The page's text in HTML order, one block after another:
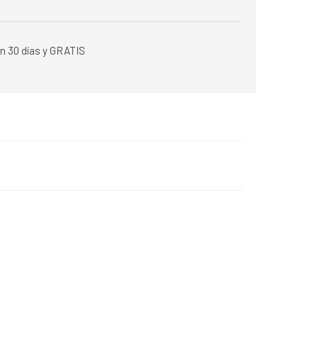
30 días y GRATIS